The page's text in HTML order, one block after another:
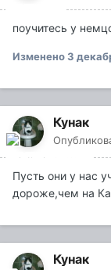
поучитесь у
Изменено3
Кунак
Пусть они у нас
дороже,чем на
Кунак